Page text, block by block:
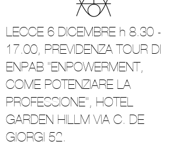
LECCE 6 DICEMBRE h 8.30 -
17.00, PREVIDENZA TOUR DI
ENPAB "ENPOWERMENT,
COME POTENZIARE LA
PROFESSIONE", HOTEL
GARDEN HILLM VIA C. DE
GIORGI 52.